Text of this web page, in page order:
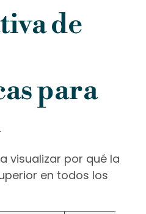
de
para
visualizar por qué la
en todos los